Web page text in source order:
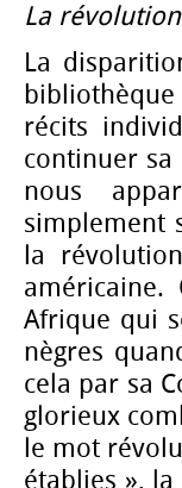
La
La
récits
continuer sa
nous
simplement
la
Afrique qui
nègres
cela par sa
glorieux
le mot
établies »,